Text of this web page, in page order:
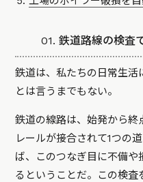
01. 鉄道路線の検査
鉄道は、私たちの日常生活
とは言うまでもない。
鉄道の線路は、始発から終
レールが接合されて1つの
ば、このつなぎ目に不備
るということだ。この検査